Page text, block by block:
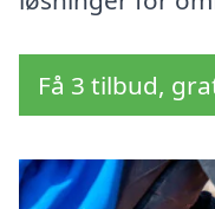
Få 3 tilbud,